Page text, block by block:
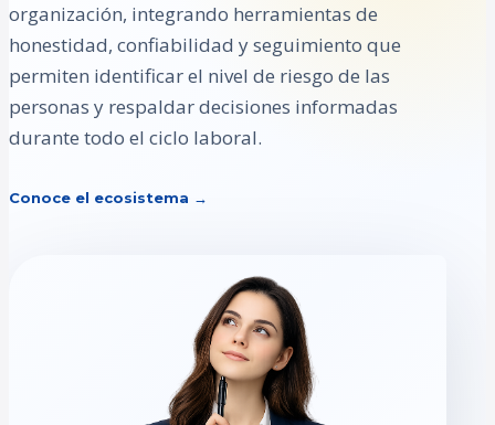
organización, integrando herramientas de
honestidad, confiabilidad y seguimiento que
permiten identificar el nivel de riesgo de las
personas y respaldar decisiones informadas
durante todo el ciclo laboral.
Conoce el ecosistema →